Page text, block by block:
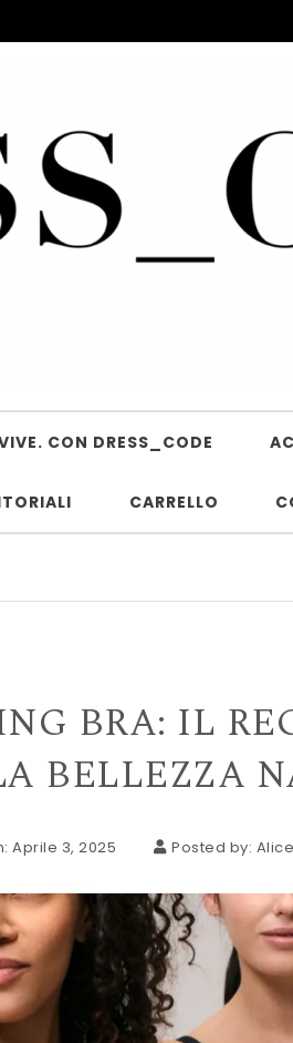
CON DRESS_CODE
CARRELLO
BRA: IL
BELLEZZA
Aprile 3, 2025 Posted by: